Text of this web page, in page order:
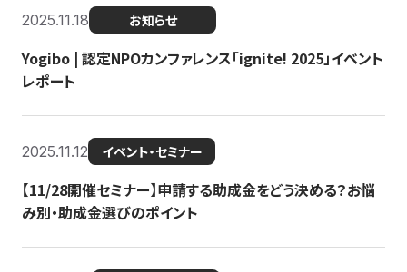
2025.11.18 お知らせ
Yogibo | 認定NPOカンファレンス「ignite! 2025」イベント
レポート
2025.11.12 イベント・セミナー
【11/28開催セミナー】申請する助成金をどう決める？お悩
み別・助成金選びのポイント